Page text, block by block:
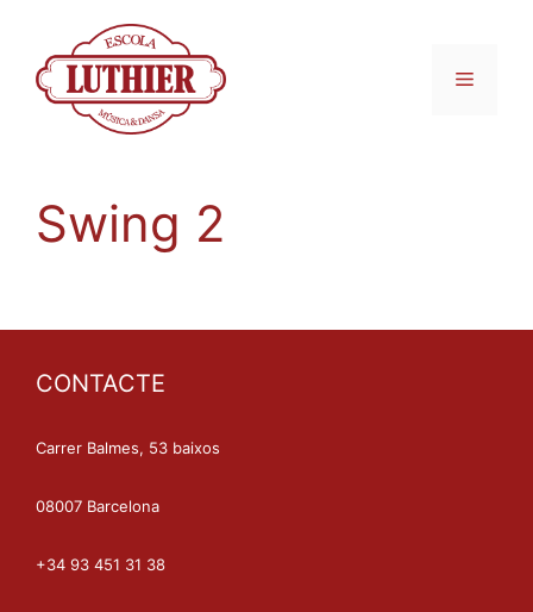
Swing 2
CONTACTE
Carrer Balmes, 53 baixos
08007 Barcelona
+34 93 451 31 38